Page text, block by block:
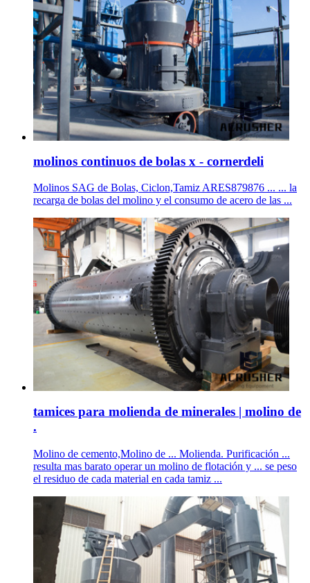
molinos continuos de bolas x - cornerdeli
Molinos SAG de Bolas, Ciclon,Tamiz ARES879876 ... ... la
recarga de bolas del molino y el consumo de acero de las ...
tamices para molienda de minerales | molino de
.
Molino de cemento,Molino de ... Molienda. Purificación ...
resulta mas barato operar un molino de flotación y ... se peso
el residuo de cada material en cada tamiz ...